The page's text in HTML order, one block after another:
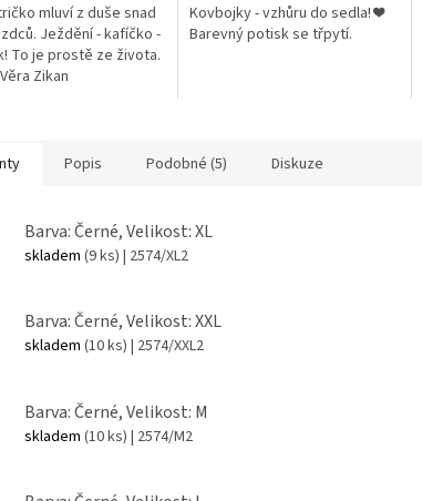
mluví z duše snad
Ježdění - kafíčko -
To je prostě ze života.
Zikan
Kovbojky - vzhůru do sedla! ❤
Barevný potisk se třpytí.
Popis Podobné (5) Diskuze
Barva: Černé, Velikost: XL
skladem (9 ks) | 2574/XL2
Barva: Černé, Velikost: XXL
skladem (10 ks) | 2574/XXL2
Barva: Černé, Velikost: M
skladem (10 ks) | 2574/M2